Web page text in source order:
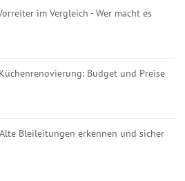
im Vergleich - Wer macht es
Budget und Preise
Bleileitungen erkennen und sicher